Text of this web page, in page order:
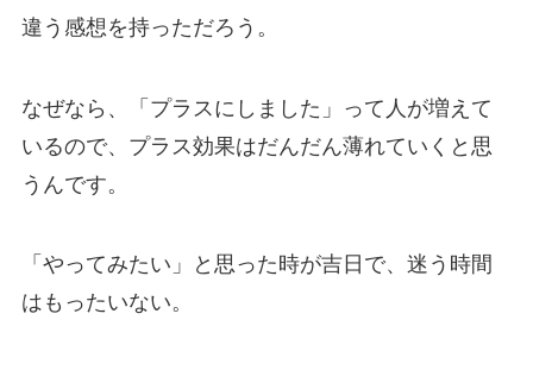
違う感想を持っただろう。
なぜなら、「プラスにしました」って人が増えて
いるので、プラス効果はだんだん薄れていくと思
うんです。
「やってみたい」と思った時が吉日で、迷う時間
はもったいない。